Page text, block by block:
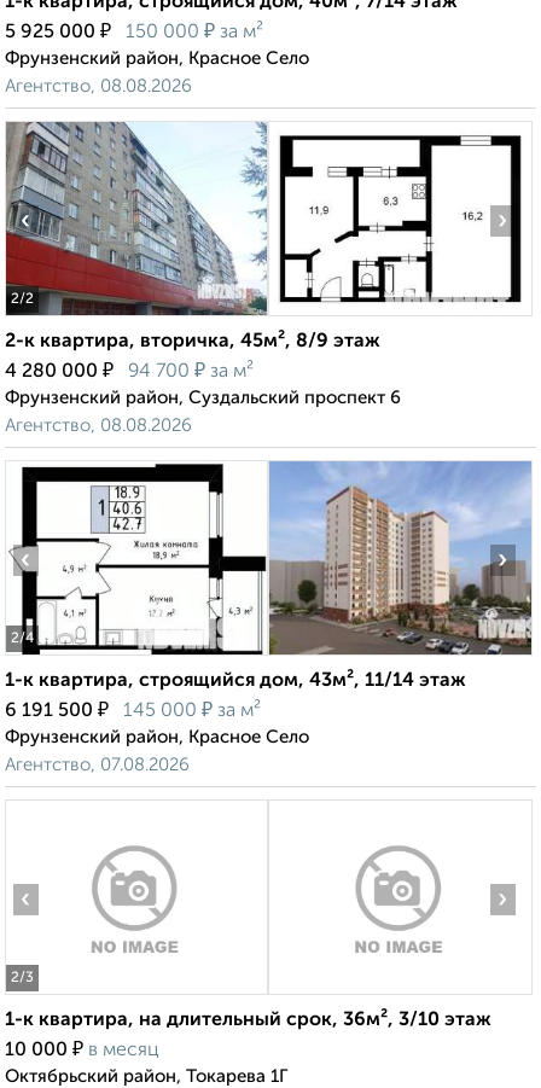
5 925 000 ₽ 150 000 ₽ за м²
Фрунзенский район, Красное Село
Агентство, 08.08.2026
2/2
‹ ›
2-к квартира, вторичка, 45м², 8/9 этаж
4 280 000 ₽ 94 700 ₽ за м²
Фрунзенский район, Суздальский проспект 6
Агентство, 08.08.2026
2/4
‹ ›
1-к квартира, строящийся дом, 43м², 11/14 этаж
6 191 500 ₽ 145 000 ₽ за м²
Фрунзенский район, Красное Село
Агентство, 07.08.2026
2/3
‹ ›
1-к квартира, на длительный срок, 36м², 3/10 этаж
10 000 ₽ в месяц
Октябрьский район, Токарева 1Г